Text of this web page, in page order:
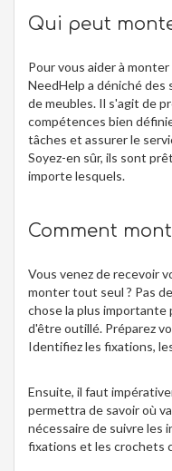
Qui peut
Pour vous aider à
NeedHelp a déniché
de meubles. Il s'agit de
compétences bien
tâches et assurer le
Soyez-en sûr, ils sont
importe lesquels.
Comment
Vous venez de recevoir
monter tout seul ? Pas
chose la plus importante
d'être outillé. Préparez
Identifiez les fixations,
Ensuite, il faut
permettra de savoir où
nécessaire de suivre les
fixations et les crochets